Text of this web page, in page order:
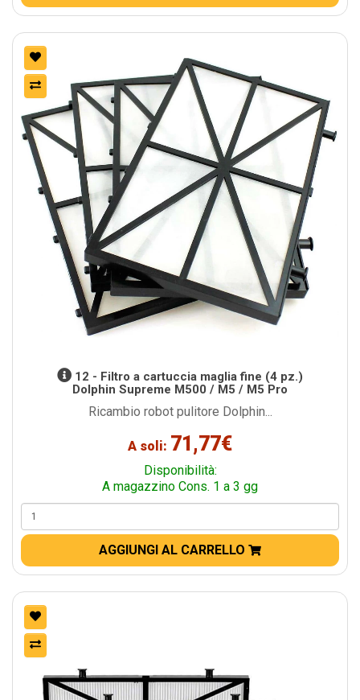
12 - Filtro a cartuccia maglia fine (4 pz.)
Dolphin Supreme M500 / M5 / M5 Pro
Ricambio robot pulitore Dolphin...
A soli: 71,77€
Disponibilità:
A magazzino Cons. 1 a 3 gg
AGGIUNGI AL CARRELLO